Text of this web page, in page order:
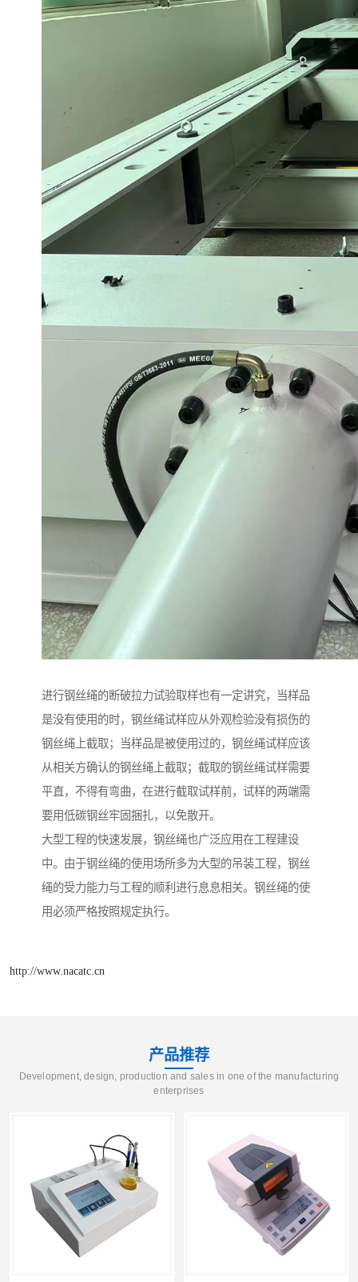
进行钢丝绳的断破拉力试验取样也有一定讲究，当样品
是没有使用的时，钢丝绳试样应从外观检验没有损伤的
钢丝绳上截取；当样品是被使用过的，钢丝绳试样应该
从相关方确认的钢丝绳上截取；截取的钢丝绳试样需要
平直，不得有弯曲，在进行截取试样前，试样的两端需
要用低碳钢丝牢固捆扎，以免散开。
大型工程的快速发展，钢丝绳也广泛应用在工程建设
中。由于钢丝绳的使用场所多为大型的吊装工程，钢丝
绳的受力能力与工程的顺利进行息息相关。钢丝绳的使
用必须严格按照规定执行。
http://www.nacatc.cn
产品推荐
Development, design, production and sales in one of the manufacturing
enterprises